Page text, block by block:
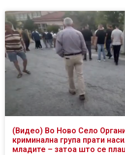
(Видео) Во Ново Село
криминална група прати
младите – затоа што се